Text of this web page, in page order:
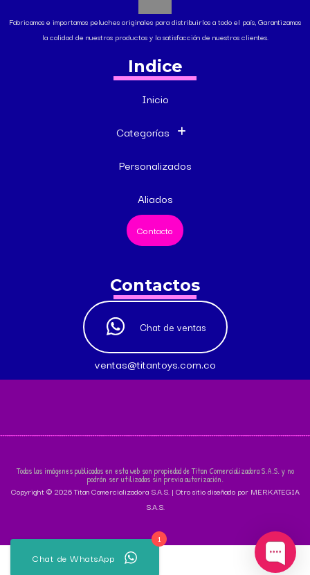
Fabricamos e importamos peluches originales para distribuirlos a todo el país, Garantizamos
la calidad de nuestros productos y la satisfacción de nuestros clientes.
Indice
Inicio
Categorías
Personalizados
Aliados
Contacto
Contactos
Chat de ventas
ventas@titantoys.com.co
Todas las imágenes publicadas en esta web son propiedad de Titan Comercializadora S.A.S. y no
podrán ser utilizadas sin previa autorización.
Copyright © 2026 Titan Comercializadora S.A.S. | Otro sitio diseñado por MERKATEGIA
S.A.S.
1
Chat de WhatsApp